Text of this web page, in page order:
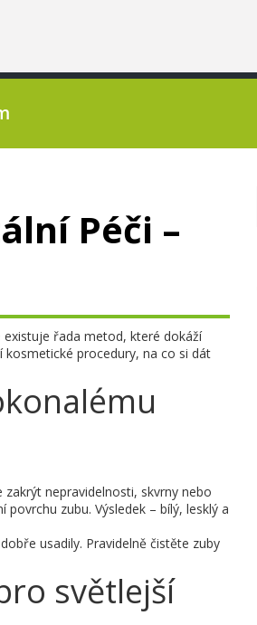
Péči –
řada metod, které dokáží
procedury, na co si dát
nepravidelnosti, skvrny nebo
zubu. Výsledek – bílý, lesklý a
usadily. Pravidelně čistěte zuby
světlejší